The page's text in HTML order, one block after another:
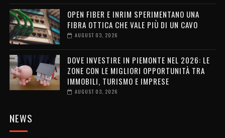
OPEN FIBER E INRIM SPERIMENTANO UNA
FIBRA OTTICA CHE VALE PIÙ DI UN CAVO
AUGUST 03, 2026
DOVE INVESTIRE IN PIEMONTE NEL 2026: LE
ZONE CON LE MIGLIORI OPPORTUNITÀ TRA
IMMOBILI, TURISMO E IMPRESE
AUGUST 03, 2026
NEWS